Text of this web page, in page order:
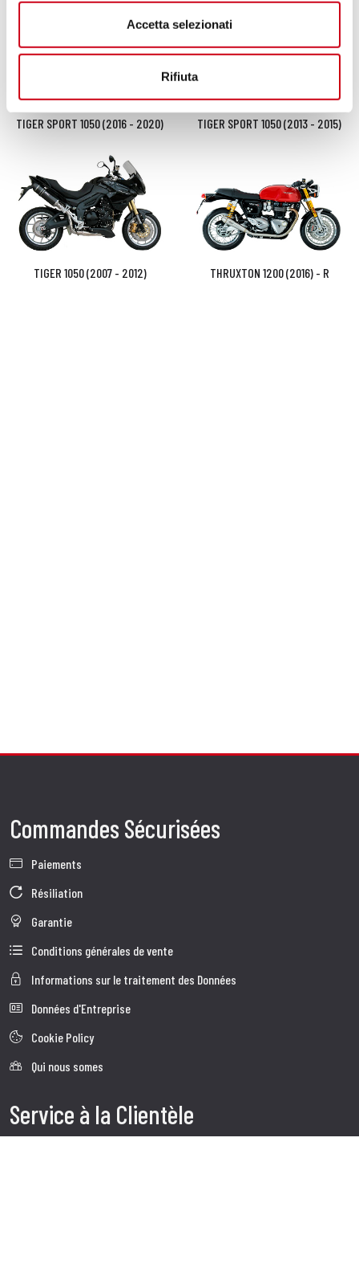
Accetta selezionati
Rifiuta
TIGER SPORT 1050 (2016 - 2020) TIGER SPORT 1050 (2013 - 2015)
TIGER 1050 (2007 - 2012) THRUXTON 1200 (2016) - R
Commandes Sécurisées
Paiements
Résiliation
Garantie
Conditions générales de vente
Informations sur le traitement des Données
Données d'Entreprise
Cookie Policy
Qui nous somes
Service à la Clientèle